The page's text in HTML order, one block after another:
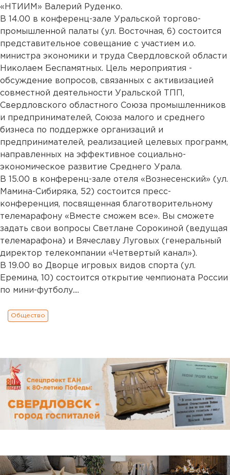
«НТИИМ» Валерий Руденко.
В 14.00 в конференц-зале Уральской торгово-
промышленной палаты (ул. Восточная, 6) состоится
представительное совещание с участием и.о.
министра экономики и труда Свердловской области
Николаем Беспамятных. Цель мероприятия -
обсуждение вопросов, связанных с активизацией
совместной деятельности Уральской ТПП,
Свердловского областного Союза промышленников
и предпринимателей, Союза малого и среднего
бизнеса по поддержке организаций и
предпринимателей, реализацией целевых программ,
направленных на эффективное социально-
экономическое развитие Среднего Урала.
В 15.00 в конференц-зале отеля «Вознесенский» (ул.
Мамина-Сибиряка, 52) состоится пресс-
конференция, посвященная благотворительному
телемарафону «Вместе сможем все». Вы сможете
задать свои вопросы Светлане Сорокиной (ведущая
телемарафона) и Вячеславу Луговых (генеральный
директор телекомпании «Четвертый канал»).
В 19.00 во Дворце игровых видов спорта (ул.
Еремина, 10) состоится открытие чемпионата России
по мини-футболу....
Общество